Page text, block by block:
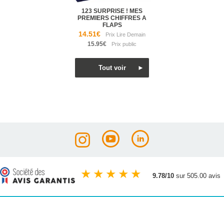
123 SURPRISE ! MES
PREMIERS CHIFFRES A
FLAPS
14.51€
15.95€
★ ★ ★ ★ ★ 9.78/10 sur 505.00 avis